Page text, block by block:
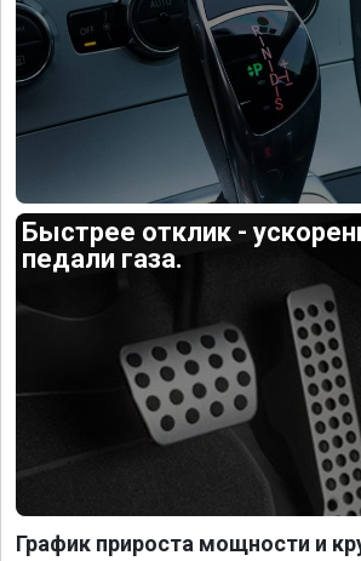
Быстрее отклик -
педали газа.
График прироста мощности и